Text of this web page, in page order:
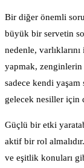
Bir diğer önemli
büyük bir servetin
nedenle,
yapmak, zenginlerin
sadece kendi yaşam
gelecek nesiller için
Güçlü bir etki
aktif bir rol
ve eşitlik konuları